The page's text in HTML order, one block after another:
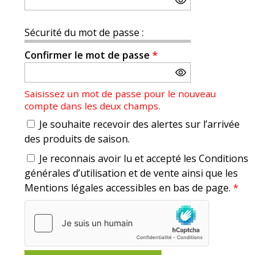
Sécurité du mot de passe :
Confirmer le mot de passe *
Saisissez un mot de passe pour le nouveau
compte dans les deux champs.
Je souhaite recevoir des alertes sur l’arrivée
des produits de saison.
Je reconnais avoir lu et accepté les Conditions
générales d’utilisation et de vente ainsi que les
Mentions légales accessibles en bas de page. *